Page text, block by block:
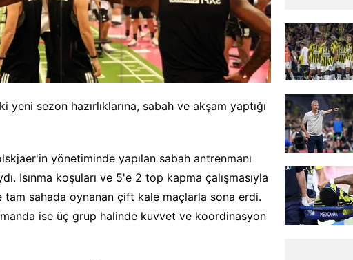
yeni sezon hazırlıklarına, sabah ve akşam yaptığı
yönetiminde yapılan sabah antrenmanı
Isınma koşuları ve 5'e 2 top kapma çalışmasıyla
tam sahada oynanan çift kale maçlarla sona erdi.
ise üç grup halinde kuvvet ve koordinasyon